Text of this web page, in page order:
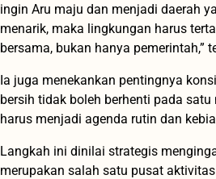
ingin Aru maju dan menjadi daerah
menarik, maka lingkungan harus
bersama, bukan hanya pemerintah,”
Ia juga menekankan pentingnya
bersih tidak boleh berhenti pada
harus menjadi agenda rutin dan
Langkah ini dinilai strategis
merupakan salah satu pusat